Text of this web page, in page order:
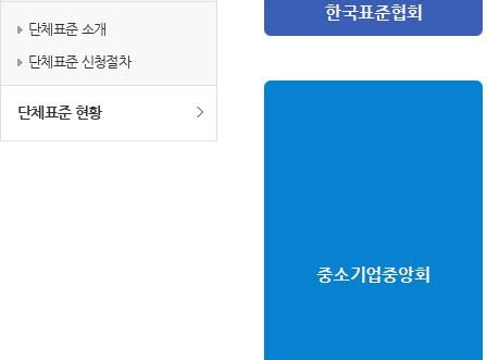
단체표준 소개
단체표준 신청절차
단체표준 현황